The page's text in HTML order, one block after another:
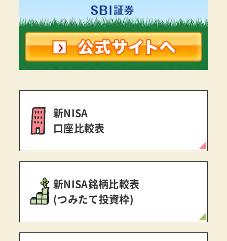
新NISA
口座比較表
新NISA銘柄比較表
(つみたて投資枠)